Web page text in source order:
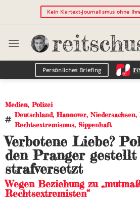
Kein Klartext-Journalismus ohne
Persönliches Briefing
Medien,Polizei
Deutschland,Hannover,Niedersachsen,
Rechtsextremismus, Sippenhaft
Verbotene Liebe?
den Pranger gestellt
strafversetzt
Wegen Beziehung zu
Rechtsextremisten“